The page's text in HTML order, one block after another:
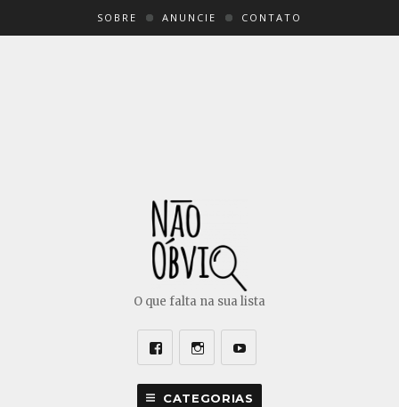
SOBRE ANUNCIE CONTATO
O que falta na sua lista
CATEGORIAS